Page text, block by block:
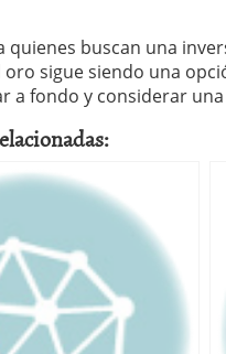
quienes buscan una
sigue siendo una
a fondo y considerar